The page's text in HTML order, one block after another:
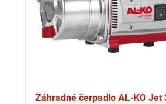
Záhradné čerpadlo AL-KO Jet